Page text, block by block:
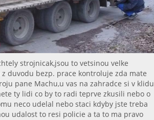
strojnicak,jsou to vetsinou velke
duvodu bezp. prace kontroluje zda mate
pane Machu,u vas na zahradce si v klidu
ty lidi co by to radi teprve zkusili nebo o
neco udelal nebo staci kdyby jste treba
udalost to resi policie a ta to ma pravo